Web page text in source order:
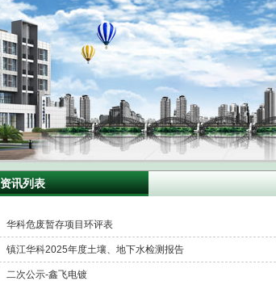
列表
华科危废暂存项目环评表
镇江华科2025年度土壤、地下水检测报告
二次公示-鑫飞电镀